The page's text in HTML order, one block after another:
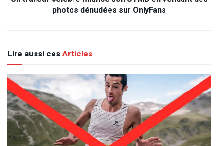
photos dénudées sur OnlyFans
Lire aussi cesArticles